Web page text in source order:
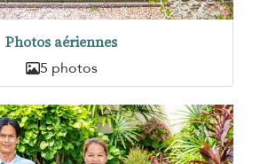
Photos aériennes
5 photos